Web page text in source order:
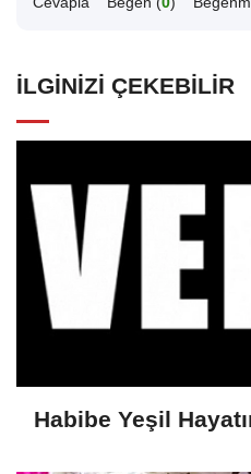
İLGINIZI ÇEKEBILIR
Habibe Yeşil